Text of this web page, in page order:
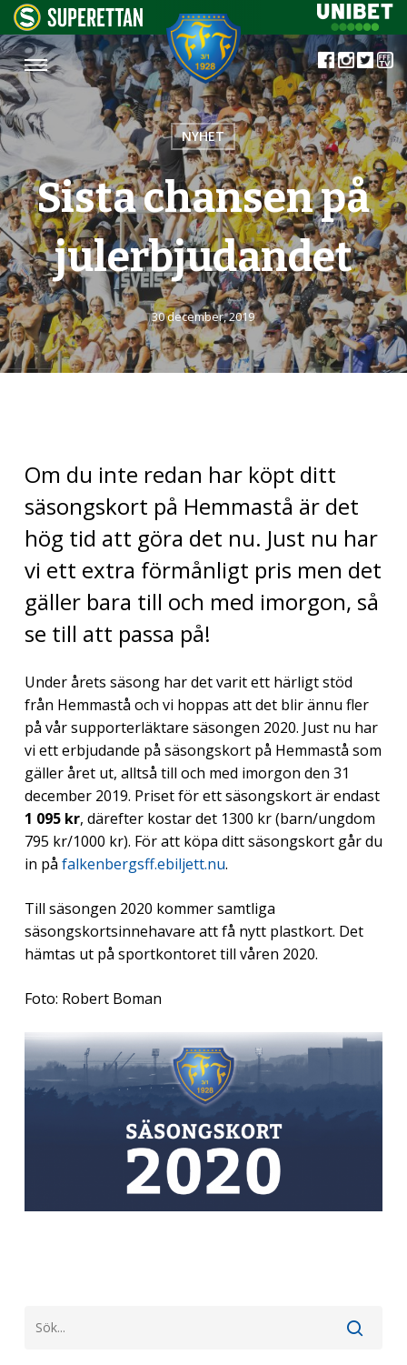
NYHET
Sista chansen på
julerbjudandet
30 december, 2019
Om du inte redan har köpt ditt
säsongskort på Hemmastå är det
hög tid att göra det nu. Just nu har
vi ett extra förmånligt pris men det
gäller bara till och med imorgon, så
se till att passa på!
Under årets säsong har det varit ett härligt stöd
från Hemmastå och vi hoppas att det blir ännu fler
på vår supporterläktare säsongen 2020. Just nu har
vi ett erbjudande på säsongskort på Hemmastå som
gäller året ut, alltså till och med imorgon den 31
december 2019. Priset för ett säsongskort är endast
1 095 kr, därefter kostar det 1300 kr (barn/ungdom
795 kr/1000 kr). För att köpa ditt säsongskort går du
in på falkenbergsff.ebiljett.nu.
Till säsongen 2020 kommer samtliga
säsongskortsinnehavare att få nytt plastkort. Det
hämtas ut på sportkontoret till våren 2020.
Foto: Robert Boman